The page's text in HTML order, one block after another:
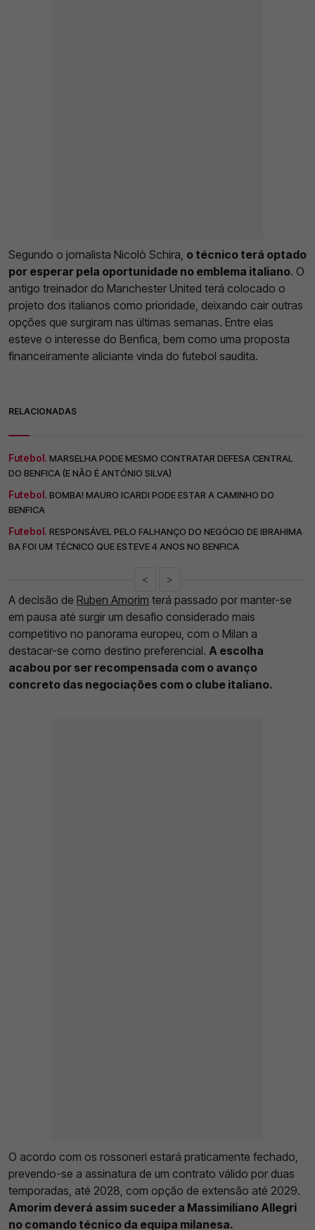
Segundo o jornalista Nicolò Schira, o técnico terá optado
por esperar pela oportunidade no emblema italiano. O
antigo treinador do Manchester United terá colocado o
projeto dos italianos como prioridade, deixando cair outras
opções que surgiram nas últimas semanas. Entre elas
esteve o interesse do Benfica, bem como uma proposta
financeiramente aliciante vinda do futebol saudita.
RELACIONADAS
Futebol. MARSELHA PODE MESMO CONTRATAR DEFESA CENTRAL
DO BENFICA (E NÃO É ANTÓNIO SILVA)
Futebol. BOMBA! MAURO ICARDI PODE ESTAR A CAMINHO DO
BENFICA
Futebol. RESPONSÁVEL PELO FALHANÇO DO NEGÓCIO DE IBRAHIMA
BA FOI UM TÉCNICO QUE ESTEVE 4 ANOS NO BENFICA
< >
A decisão de Ruben Amorim terá passado por manter-se
em pausa até surgir um desafio considerado mais
competitivo no panorama europeu, com o Milan a
destacar-se como destino preferencial. A escolha
acabou por ser recompensada com o avanço
concreto das negociações com o clube italiano.
O acordo com os rossoneri estará praticamente fechado,
prevendo-se a assinatura de um contrato válido por duas
temporadas, até 2028, com opção de extensão até 2029.
Amorim deverá assim suceder a Massimiliano Allegri
no comando técnico da equipa milanesa.